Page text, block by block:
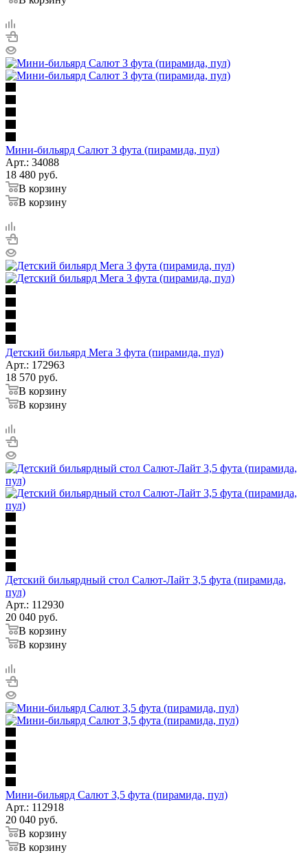
Мини-бильярд Салют 3 фута (пирамида, пул)
Арт.: 34088
18 480 руб.
В корзину
В корзину
Детский бильярд Мега 3 фута (пирамида, пул)
Арт.: 172963
18 570 руб.
В корзину
В корзину
Детский бильярдный стол Салют-Лайт 3,5 фута (пирамида,
пул)
Арт.: 112930
20 040 руб.
В корзину
В корзину
Мини-бильярд Салют 3,5 фута (пирамида, пул)
Арт.: 112918
20 040 руб.
В корзину
В корзину